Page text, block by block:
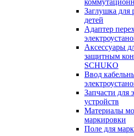
Заглушка для
детей
Адаптер
Аксессуары
защитным
SCHUKO
Ввод
Запчасти для
устройств
Материалы
маркировки
Поле для